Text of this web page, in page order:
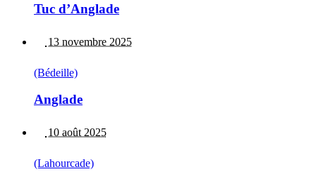
Tuc d’Anglade
13 novembre 2025
(Bédeille)
Anglade
10 août 2025
(Lahourcade)